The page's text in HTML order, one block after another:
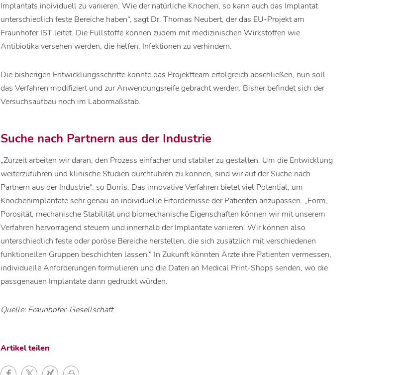
Implantats individuell zu variieren. Wie der natürliche Knochen, so kann auch das Implantat
unterschiedlich feste Bereiche haben“, sagt Dr. Thomas Neubert, der das EU-Projekt am
Fraunhofer IST leitet. Die Füllstoffe können zudem mit medizinischen Wirkstoffen wie
Antibiotika versehen werden, die helfen, Infektionen zu verhindern.
Die bisherigen Entwicklungsschritte konnte das Projektteam erfolgreich abschließen, nun soll
das Verfahren modifiziert und zur Anwendungsreife gebracht werden. Bisher befindet sich der
Versuchsaufbau noch im Labormaßstab.
Suche nach Partnern aus der Industrie
„Zurzeit arbeiten wir daran, den Prozess einfacher und stabiler zu gestalten. Um die Entwicklung
weiterzuführen und klinische Studien durchführen zu können, sind wir auf der Suche nach
Partnern aus der Industrie“, so Borris. Das innovative Verfahren bietet viel Potential, um
Knochenimplantate sehr genau an individuelle Erfordernisse der Patienten anzupassen. „Form,
Porosität, mechanische Stabilität und biomechanische Eigenschaften können wir mit unserem
Verfahren hervorragend steuern und innerhalb der Implantate variieren. Wir können also
unterschiedlich feste oder poröse Bereiche herstellen, die sich zusätzlich mit verschiedenen
funktionellen Gruppen beschichten lassen.“ In Zukunft könnten Ärzte ihre Patienten vermessen,
individuelle Anforderungen formulieren und die Daten an Medical Print-Shops senden, wo die
passgenauen Implantate dann gedruckt würden.
Quelle: Fraunhofer-Gesellschaft
Artikel teilen